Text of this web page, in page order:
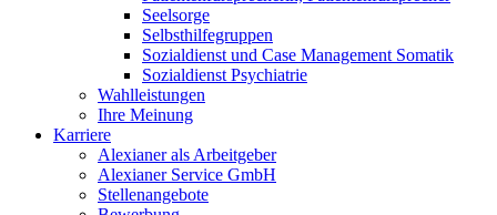
Seelsorge
Selbsthilfegruppen
Sozialdienst und Case Management Somatik
Sozialdienst Psychiatrie
Wahlleistungen
Ihre Meinung
Karriere
Alexianer als Arbeitgeber
Alexianer Service GmbH
Stellenangebote